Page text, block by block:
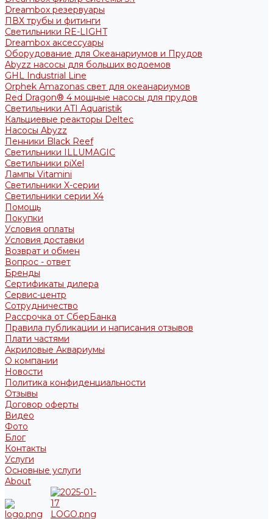
Dreambox резервуары
ПВХ трубы и фитинги
Светильники RE-LIGHT
Dreambox аксессуары
Оборудование для Океанариумов и Прудов
Abyzz насосы для больших водоемов
GHL Industrial Line
Orphek Amazonas свет для океанариумов
Red Dragon® 4 мощные насосы для прудов
Светильники ATI Aquaristik
Кальциевые реакторы Deltec
Насосы Abyzz
Пенники Black Reef
Светильники ILLUMAGIC
Светильники piXel
Лампы Vitamini
Светильники X-серии
Светильники серии X4
Помощь
Покупки
Условия оплаты
Условия доставки
Возврат и обмен
Вопрос - ответ
Бренды
Сертификаты дилера
Сервис-центр
Сотрудничество
Рассрочка от СберБанка
Правила публикации и написания отзывов
Плати частями
Акриловые Аквариумы
О компании
Новости
Политика конфиденциальности
Отзывы
Договор оферты
Видео
Фото
Блог
Контакты
Услуги
Основные услуги
About